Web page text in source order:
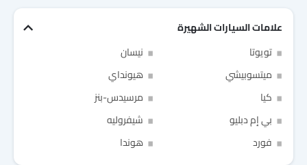
علامات السيارات الشهيرة
تويوتا
نيسان
ميتسوبيشي
هيونداي
كيا
مرسيدس-بنز
بي إم دبليو
شيفروليه
فورد
هوندا
Link Your Google Account
Link Your Facebook Account